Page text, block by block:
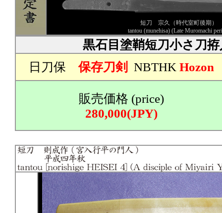
短刀 宗久（時代室町後期）
tantou (munehisa) (Late Muromachi
黒石目塗鞘短刀小さ刀
日刀保 保存刀剣 NBTHK Hozon
販売価格 (price)
280,000(JPY)